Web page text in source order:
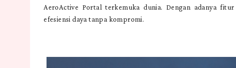
AeroActive Portal terkemuka dunia. Dengan adanya
efesiensi daya tanpa kompromi.